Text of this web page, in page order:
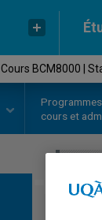
Cours BCM8000 |
Programmes,
cours et